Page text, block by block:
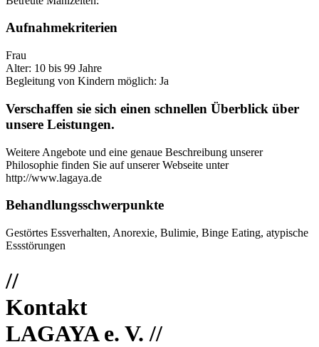
Aufnahmekriterien
Frau
Alter: 10 bis 99 Jahre
Begleitung von Kindern möglich: Ja
Verschaffen sie sich einen schnellen Überblick über
unsere Leistungen.
Weitere Angebote und eine genaue Beschreibung unserer
Philosophie finden Sie auf unserer Webseite unter
http://www.lagaya.de
Behandlungsschwerpunkte
Gestörtes Essverhalten, Anorexie, Bulimie, Binge Eating, atypische
Essstörungen
//
Kontakt
LAGAYA e. V. //